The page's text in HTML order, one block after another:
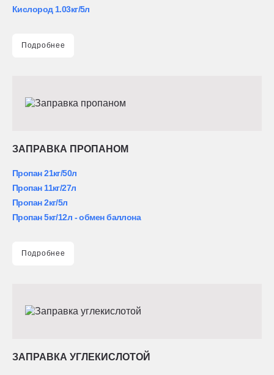
Кислород 1.03кг/5л
Подробнее
ЗАПРАВКА ПРОПАНОМ
Пропан 21кг/50л
Пропан 11кг/27л
Пропан 2кг/5л
Пропан 5кг/12л - обмен баллона
Подробнее
ЗАПРАВКА УГЛЕКИСЛОТОЙ